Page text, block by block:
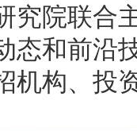
究院联合
态和前沿
机构、投